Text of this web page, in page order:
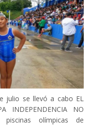
julio se llevó a cabo EL
INDEPENDENCIA NO
piscinas olímpicas de